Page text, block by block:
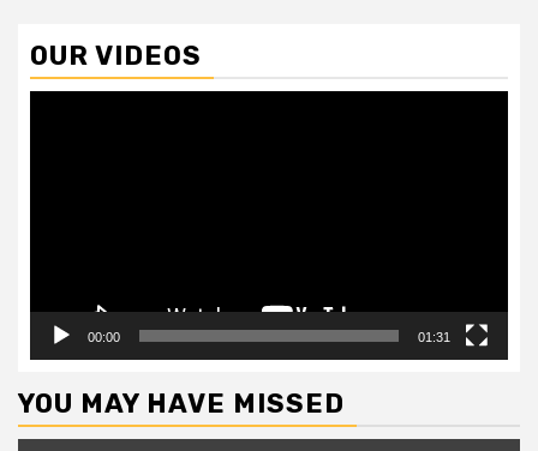
OUR VIDEOS
00:00 01:31
YOU MAY HAVE MISSED